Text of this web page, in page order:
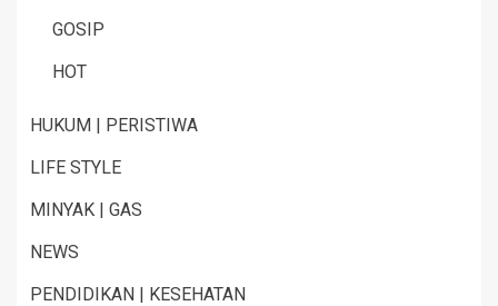
GOSIP
HOT
HUKUM | PERISTIWA
LIFE STYLE
MINYAK | GAS
NEWS
PENDIDIKAN | KESEHATAN